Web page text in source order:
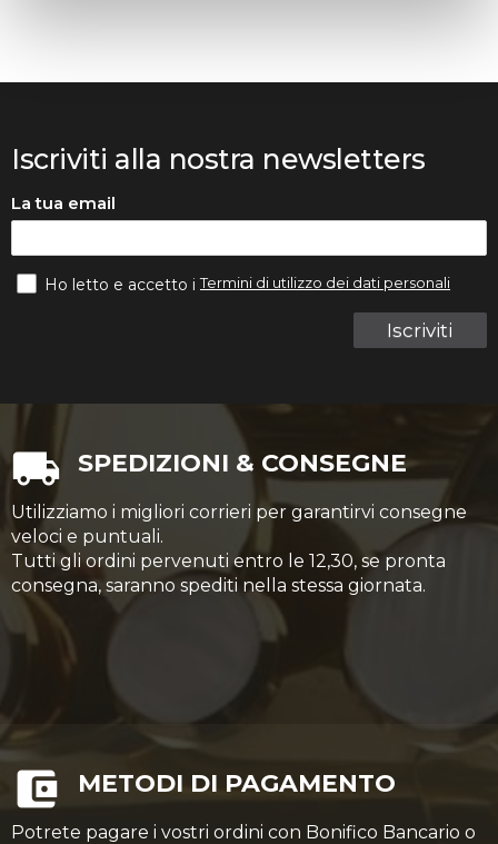
Iscriviti alla nostra newsletters
La tua email
Iscriviti
Ho letto e accetto iTermini di utilizzo dei dati personali
SPEDIZIONI & CONSEGNE
Utilizziamo i migliori corrieri per garantirvi consegne
veloci e puntuali.
Tutti gli ordini pervenuti entro le 12,30, se pronta
consegna, saranno spediti nella stessa giornata.
METODI DI PAGAMENTO
Potrete pagare i vostri ordini con Bonifico Bancario o